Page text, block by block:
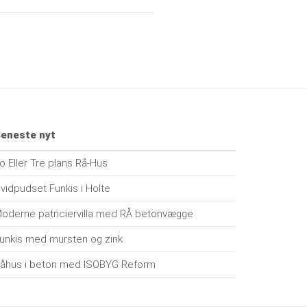
nyt
Eller Tre plans Rå-Hus
Funkis i Holte
patriciervilla med RÅ betonvægge
med mursten og zink
i beton med ISOBYG Reform